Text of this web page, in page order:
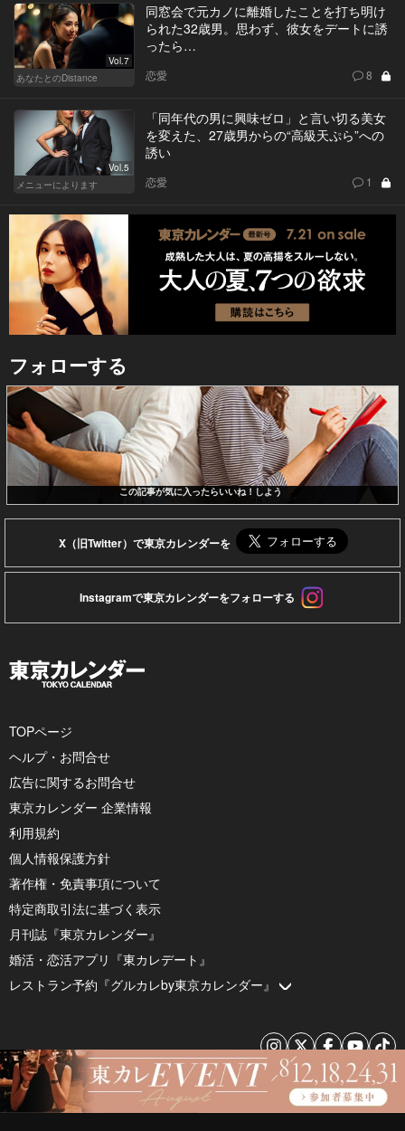
Vol.7
あなたとのDistance
同窓会で元カノに離婚したことを打ち明け
られた32歳男。思わず、彼女をデートに誘
ったら…
恋愛 8
Vol.5
メニューによります
「同年代の男に興味ゼロ」と言い切る美女
を変えた、27歳男からの“高級天ぷら”への
誘い
恋愛 1
フォローする
この記事が気に入ったらいいね！しよう
X（旧Twitter）で東京カレンダーを
Instagramで東京カレンダーをフォローする
TOPページ
ヘルプ・お問合せ
広告に関するお問合せ
東京カレンダー 企業情報
利用規約
個人情報保護方針
著作権・免責事項について
特定商取引法に基づく表示
月刊誌『東京カレンダー』
婚活・恋活アプリ『東カレデート』
レストラン予約『グルカレby東京カレンダー』
© 2026 by Tokyo Calendar, Inc.